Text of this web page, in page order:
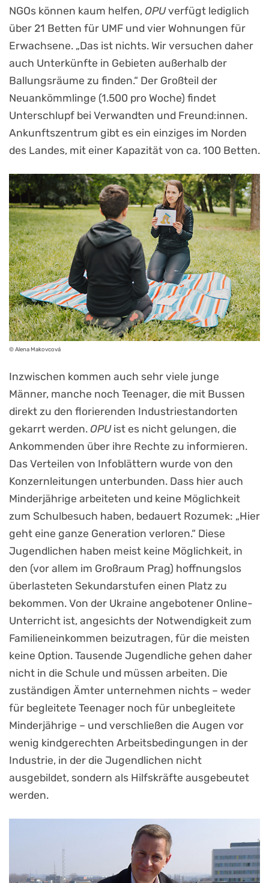
NGOs können kaum helfen, OPUverfügt lediglich
über 21 Betten für UMF und vier Wohnungen für
Erwachsene. „Das ist nichts. Wir versuchen daher
auch Unterkünfte in Gebieten außerhalb der
Ballungsräume zu finden.“ Der Großteil der
Neuankömmlinge (1.500 pro Woche) findet
Unterschlupf bei Verwandten und Freund:innen.
Ankunftszentrum gibt es ein einziges im Norden
des Landes, mit einer Kapazität von ca. 100 Betten.
© Alena Makovcová
Inzwischen kommen auch sehr viele junge
Männer, manche noch Teenager, die mit Bussen
direkt zu den florierenden Industriestandorten
gekarrt werden. OPUist es nicht gelungen, die
Ankommenden über ihre Rechte zu informieren.
Das Verteilen von Infoblättern wurde von den
Konzernleitungen unterbunden. Dass hier auch
Minderjährige arbeiteten und keine Möglichkeit
zum Schulbesuch haben, bedauert Rozumek: „Hier
geht eine ganze Generation verloren.“ Diese
Jugendlichen haben meist keine Möglichkeit, in
den (vor allem im Großraum Prag) hoffnungslos
überlasteten Sekundarstufen einen Platz zu
bekommen. Von der Ukraine angebotener Online-
Unterricht ist, angesichts der Notwendigkeit zum
Familieneinkommen beizutragen, für die meisten
keine Option. Tausende Jugendliche gehen daher
nicht in die Schule und müssen arbeiten. Die
zuständigen Ämter unternehmen nichts – weder
für begleitete Teenager noch für unbegleitete
Minderjährige – und verschließen die Augen vor
wenig kindgerechten Arbeitsbedingungen in der
Industrie, in der die Jugendlichen nicht
ausgebildet, sondern als Hilfskräfte ausgebeutet
werden.